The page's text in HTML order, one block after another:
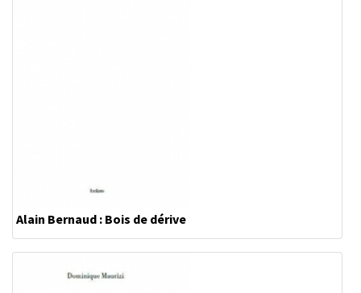
Alain Bernaud : Bois de dérive